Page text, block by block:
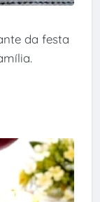
da festa